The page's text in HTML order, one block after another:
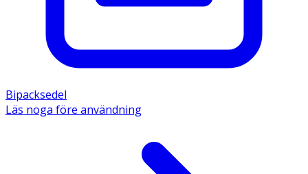
Bipacksedel
Läs noga före användning